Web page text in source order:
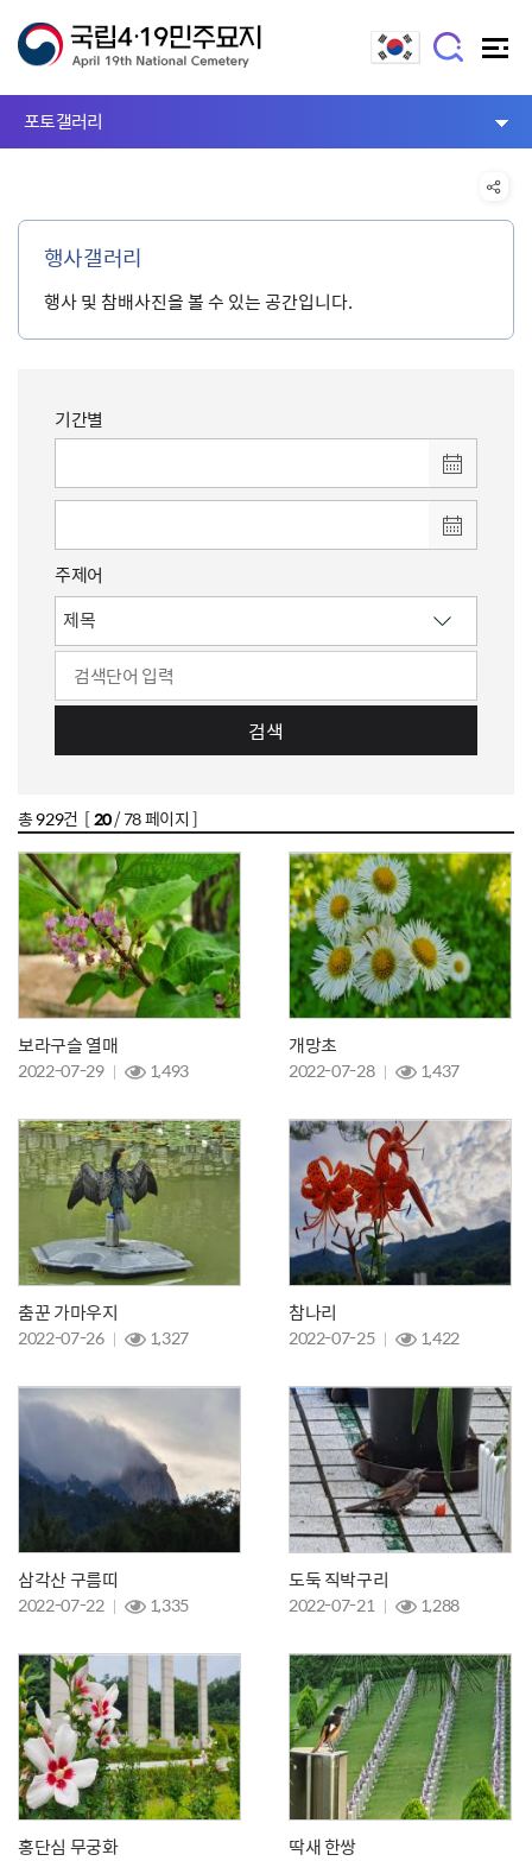
포토갤러리
행사갤러리
행사 및 참배사진을 볼 수 있는 공간입니다.
기간별
주제어
검색
총929건 [20/ 78 페이지 ]
보라구슬 열매
2022-07-29
1,493
개망초
2022-07-28
1,437
춤꾼 가마우지
2022-07-26
1,327
참나리
2022-07-25
1,422
삼각산 구름띠
2022-07-22
1,335
도둑 직박구리
2022-07-21
1,288
홍단심 무궁화
딱새 한쌍